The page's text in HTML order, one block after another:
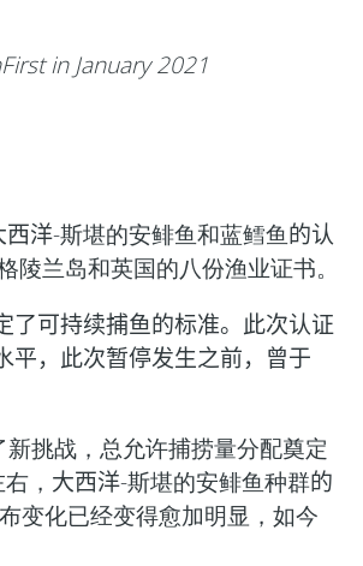
in January 2021
西洋-斯堪的安鲱鱼和蓝鳕鱼的认
兰岛和英国的八份渔业证书。
了可持续捕鱼的标准。此次认证
平，此次暂停发生之前，曾于
新挑战，总允许捕捞量分配奠定
， 大西洋-斯堪的安鲱鱼种群的
变化已经变得愈加明显，如今